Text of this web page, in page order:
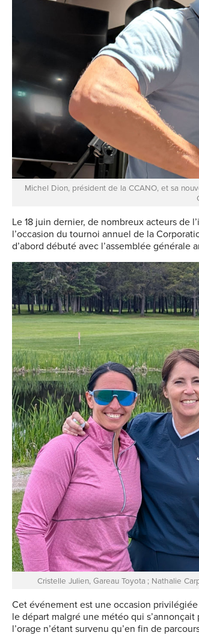
Michel Dion, président de la CCANO, et sa
Le 18 juin dernier, de nombreux acteurs de
l’occasion du tournoi annuel de la
d’abord débuté avec l’assemblée générale
Cristelle Julien, Gareau Toyota ; Nathalie
Cet événement est une occasion
le départ malgré une météo qui
l’orage n’étant survenu qu’en fin de